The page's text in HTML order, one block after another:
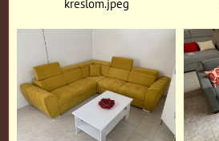
kreslom.jpeg